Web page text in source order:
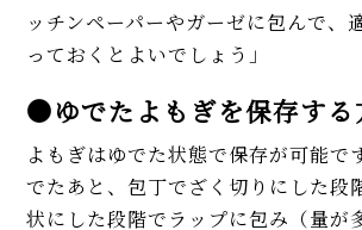
ッチンペーパーやガーゼに包んで、
っておくとよいでしょう」
●ゆでたよもぎを保存する
よもぎはゆでた状態で保存が可能で
でたあと、包丁でざく切りにした段
状にした段階でラップに包み（量が